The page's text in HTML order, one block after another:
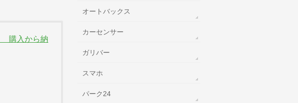
購入から納
オートバックス
カーセンサー
ガリバー
スマホ
パーク24